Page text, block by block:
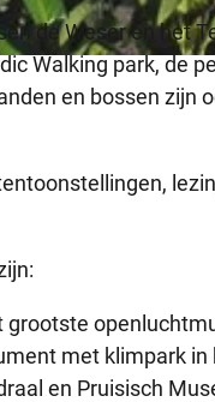
de Weser en het
Walking park, de
en bossen zijn
met klimpark in
en Pruisisch